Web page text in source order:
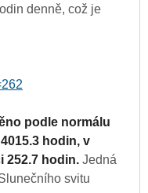
denně, což je
podle normálu
hodin, v
252.7 hodin. Jedná
svitu